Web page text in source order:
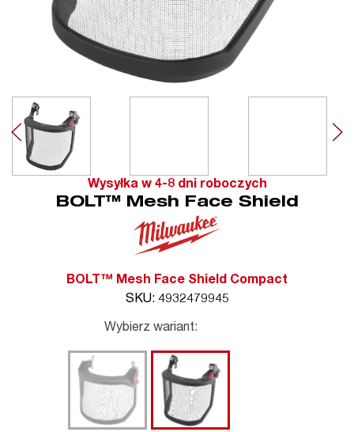
Wysyłka w 4-8 dni roboczych
BOLT™ Mesh Face Shield
BOLT™ Mesh Face Shield Compact
SKU: 4932479945
Wybierz wariant: